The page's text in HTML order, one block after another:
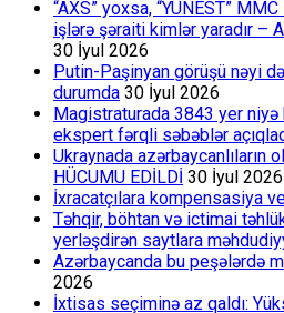
“AXS” yoxsa, “YUNEST”
işlərə şəraiti kimlər yaradır –
30 İyul 2026
Putin-Paşinyan görüşü nəyi
durumda 30 İyul 2026
Magistraturada 3843 yer niyə
ekspert fərqli səbəblər
Ukraynada azərbaycanlıların
HÜCUMU EDİLDİ 30 İyul 2026
İxracatçılara kompensasiya
Təhqir, böhtan və ictimai
yerləşdirən saytlara
Azərbaycanda bu peşələrdə
2026
İxtisas seçiminə az qaldı: